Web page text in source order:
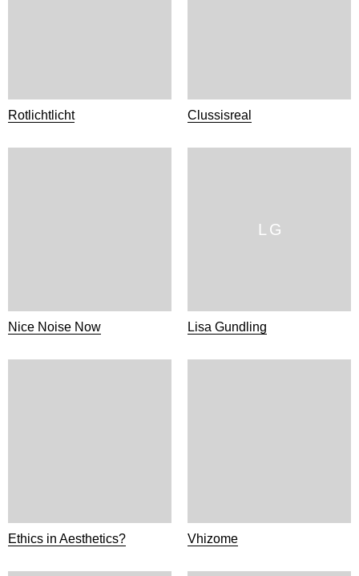
Rotlichtlicht Clussisreal
Nice Noise Now
L G
Lisa Gundling
Ethics in Aesthetics? Vhizome